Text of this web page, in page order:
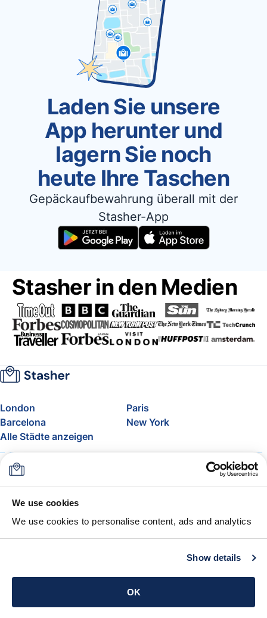
We use cookies
We use cookies to personalise content, ads and analytics
Show details
OK
Laden Sie unsere
App herunter und
lagern Sie noch
heute Ihre Taschen
Gepäckaufbewahrung überall mit der
Stasher-App
Stasher in den Medien
London
Paris
Barcelona
New York
Alle Städte anzeigen
Über uns
FAQ
Support
Blog
Freigepäck bei Airlines
Die Stasher-Garantie
AGB
App holen